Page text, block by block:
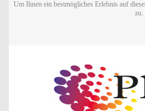
Um Ihnen ein bestmögliches Erlebnis auf
zu.